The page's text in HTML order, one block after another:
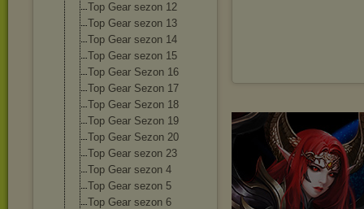
Top Gear sezon 12
Top Gear sezon 13
Top Gear sezon 14
Top Gear sezon 15
Top Gear Sezon 16
Top Gear Sezon 17
Top Gear Sezon 18
Top Gear Sezon 19
Top Gear Sezon 20
Top Gear sezon 23
Top Gear sezon 4
Top Gear sezon 5
Top Gear sezon 6